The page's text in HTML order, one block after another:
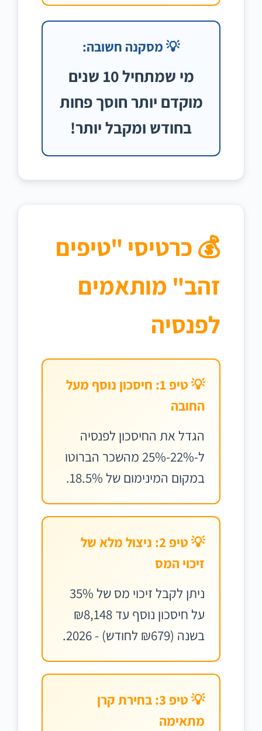
💡 מסקנה חשובה:
מי שמתחיל 10 שנים
מוקדם יותר חוסך פחות
בחודש ומקבל יותר!
💰 כרטיסי "טיפים
זהב" מותאמים
לפנסיה
💡 טיפ 1: חיסכון נוסף מעל
החובה
הגדל את החיסכון לפנסיה
ל-22%-25% מהשכר הברוטו
במקום המינימום של 18.5%.
💡 טיפ 2: ניצול מלא של
זיכוי המס
ניתן לקבל זיכוי מס של 35%
על חיסכון נוסף עד ₪8,148
בשנה (₪679 לחודש) - 2026.
💡 טיפ 3: בחירת קרן
מתאימה